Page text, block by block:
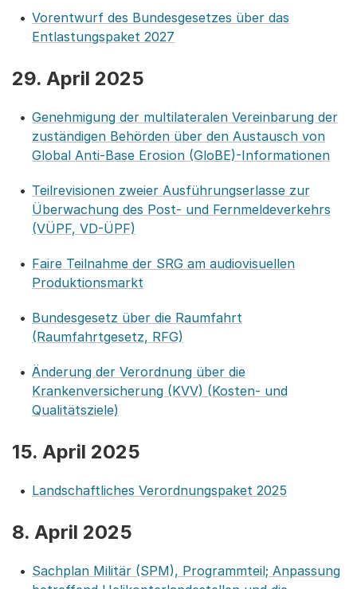
Vorentwurf des Bundesgesetzes über das
Entlastungspaket 2027
29. April 2025
Genehmigung der multilateralen Vereinbarung der
zuständigen Behörden über den Austausch von
Global Anti-Base Erosion (GloBE)-Informationen
Teilrevisionen zweier Ausführungserlasse zur
Überwachung des Post- und Fernmeldeverkehrs
(VÜPF, VD-ÜPF)
Faire Teilnahme der SRG am audiovisuellen
Produktionsmarkt
Bundesgesetz über die Raumfahrt
(Raumfahrtgesetz, RFG)
Änderung der Verordnung über die
Krankenversicherung (KVV) (Kosten- und
Qualitätsziele)
15. April 2025
Landschaftliches Verordnungspaket 2025
8. April 2025
Sachplan Militär (SPM), Programmteil; Anpassung